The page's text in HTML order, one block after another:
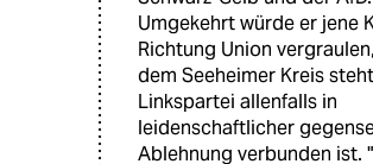
Umgekehrt würde er jene
Richtung Union
dem Seeheimer Kreis
Linkspartei allenfalls in
leidenschaftlicher
Ablehnung verbunden ist.